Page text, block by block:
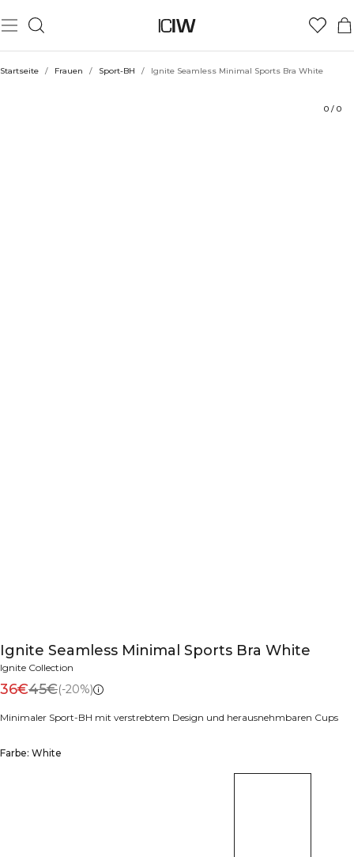
Startseite / Frauen / Sport-BH / Ignite Seamless Minimal Sports Bra White
0 / 0
Ignite Seamless Minimal Sports Bra White
Ignite Collection
36€45€(-20%)
Minimaler Sport-BH mit verstrebtem Design und herausnehmbaren Cups
Farbe: White